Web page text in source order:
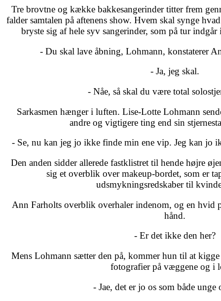
Tre brovtne og kække bakkesangerinder titter frem
falder samtalen på aftenens show. Hvem skal synge
bryste sig af hele syv sangerinder, som på tur
- Du skal lave åbning, Lohmann, konstaterer
- Ja, jeg skal.
- Nåe, så skal du være total
Sarkasmen hænger i luften. Lise-Lotte Lohmann
andre og vigtigere ting end sin
- Se, nu kan jeg jo ikke finde min ene vip. Jeg kan jo
Den anden sidder allerede fastklistret til hende højre
sig et overblik over makeup-bordet, som er
udsmykningsredskaber til
Ann Farholts overblik overhaler indenom, og en hvid
hånd.
- Er det ikke den her?
Mens Lohmann sætter den på, kommer hun til at
fotografier på væggene og i
- Jae, det er jo os som både unge